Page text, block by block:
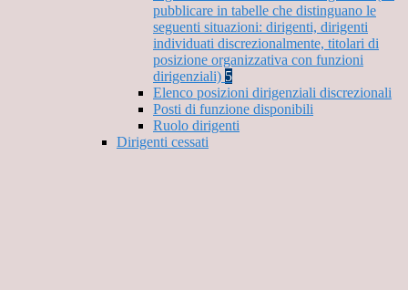
pubblicare in tabelle che distinguano le
seguenti situazioni: dirigenti, dirigenti
individuati discrezionalmente, titolari di
posizione organizzativa con funzioni
dirigenziali) 5
Elenco posizioni dirigenziali discrezionali
Posti di funzione disponibili
Ruolo dirigenti
Dirigenti cessati